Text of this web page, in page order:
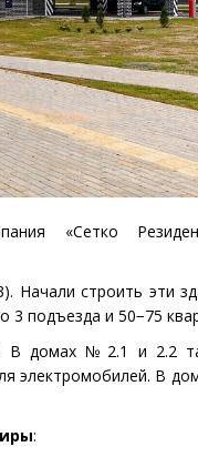
«Сетко
Начали строить эти
3 подъезда и 50−75
В домах № 2.1 и 2.2
электромобилей. В
: